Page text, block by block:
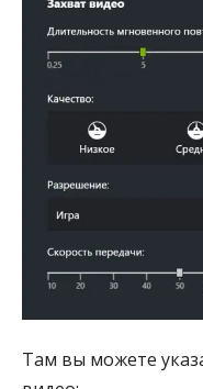
Там вы можете